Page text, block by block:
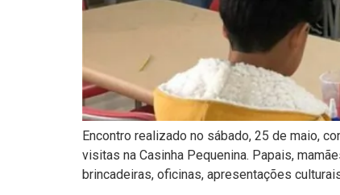
Encontro realizado no sábado, 25 de maio,
visitas na Casinha Pequenina. Papais,
brincadeiras, oficinas, apresentações